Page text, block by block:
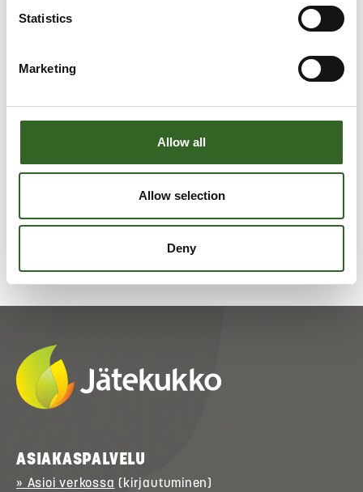
Statistics
Marketing
Allow all
Allow selection
Deny
LAJITTELUOHJEET
Tarkista jätelajikohtaiset
lajitteluohjeet
ASIAKASPALVELU
» Asioi verkossa (kirjautuminen)